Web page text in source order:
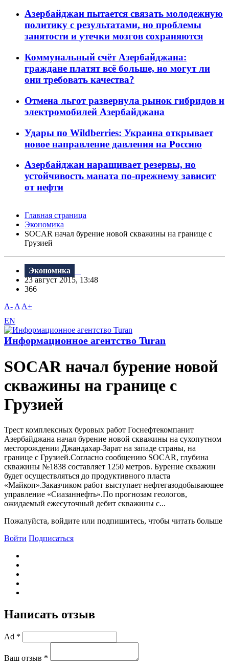
Азербайджан пытается связать молодежную
политику с результатами, но проблемы
занятости и утечки мозгов сохраняются
Коммунальный счёт Азербайджана:
граждане платят всё больше, но могут ли
они требовать качества?
Отмена льгот развернула рынок гибридов и
электромобилей Азербайджана
Удары по Wildberries: Украина открывает
новое направление давления на Россию
Азербайджан наращивает резервы, но
устойчивость маната по-прежнему зависит
от нефти
Главная страница
Экономика
SOCAR начал бурение новой скважины на границе с
Грузией
Экономика
23 август 2015, 13:48
366
A- A A+
EN
Информационное агентство Turan
SOCAR начал бурение новой
скважины на границе с
Грузией
Трест комплексных буровых работ Госнефтекомпанит
Азербайджана начал бурение новой скважины на сухопутном
месторождении Джандахар-Зарат на западе страны, на
границе с Грузией.Согласно сообщению SOCAR, глубина
скважины №1838 составляет 1250 метров. Бурение скважин
будет осуществляться до продуктивного пласта
«Майкоп».Заказчиком работ выступает нефтегазодобывающее
управление «Сиазаннефть».По прогнозам геологов,
ожидаемый ежесуточный дебит скважины с...
Пожалуйста, войдите или подпишитесь, чтобы читать больше
Войти Подписаться
Написать отзыв
Ad *
Ваш отзыв *